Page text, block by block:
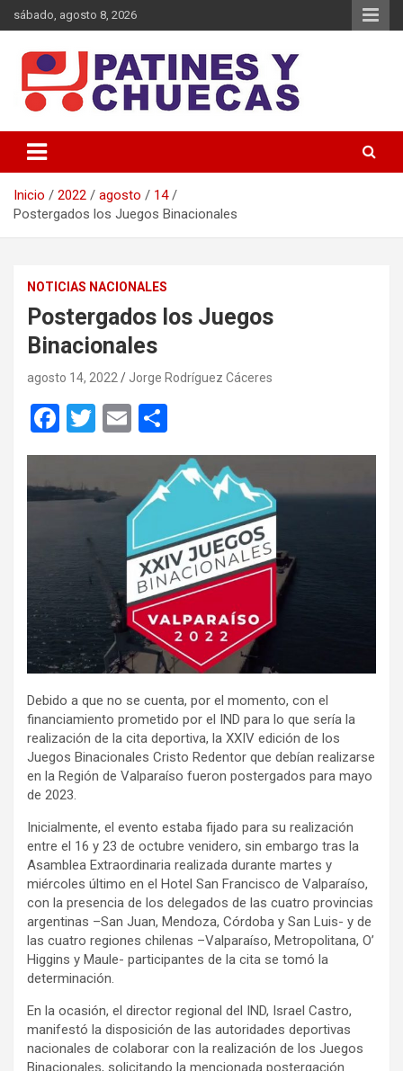
Saltar
al
sábado, agosto 8, 2026
Patines y Chuecas
Inicio 2022 agosto
14
Postergados los Juegos Binacionales
NOTICIAS NACIONALES
Postergados los Juegos
Binacionales
agosto 14, 2022 Jorge Rodríguez Cáceres
F
a
b
k
T
wi
er
E
m
ail
o
m
p
ar
tir
Debido a que no se cuenta, por el momento, con el
financiamiento prometido por el IND para lo que sería la
realización de la cita deportiva, la XXIV edición de los
Juegos Binacionales Cristo Redentor que debían realizarse
en la Región de Valparaíso fueron postergados para mayo
de 2023.
Inicialmente, el evento estaba fijado para su realización
entre el 16 y 23 de octubre venidero, sin embargo tras la
Asamblea Extraordinaria realizada durante martes y
miércoles último en el Hotel San Francisco de Valparaíso,
con la presencia de los delegados de las cuatro provincias
argentinas –San Juan, Mendoza, Córdoba y San Luis- y de
las cuatro regiones chilenas –Valparaíso, Metropolitana, O’
Higgins y Maule- participantes de la cita se tomó la
determinación.
En la ocasión, el director regional del IND, Israel Castro,
manifestó la disposición de las autoridades deportivas
nacionales de colaborar con la realización de los Juegos
Binacionales, solicitando la mencionada postergación.